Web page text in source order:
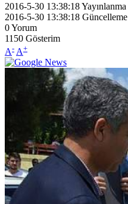
2016-5-30 13:38:18Yayınlanma
2016-5-30 13:38:18 Güncelleme
0Yorum
1150 Gösterim
A- A+